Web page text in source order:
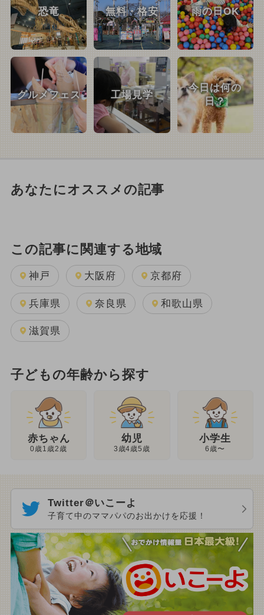
恐竜 無料・格安 雨の日OK
グルメフェス 工場見学
今日は何の
日？
あなたにオススメの記事
この記事に関連する地域
神戸 大阪府 京都府
兵庫県 奈良県 和歌山県
滋賀県
子どもの年齢から探す
赤ちゃん
0歳1歳2歳
幼児
3歳4歳5歳
小学生
6歳〜
Twitter＠いこーよ
子育て中のママパパのお出かけを応援！